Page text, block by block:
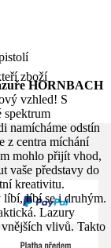
HORNBACH
vzhled! S
namícháme odstín
z centra míchání
mohlo přijít vhod,
vaše představy do
kreativitu.
líbí, líbí se i druhým.
Lazury
vlivů. Takto
zboží